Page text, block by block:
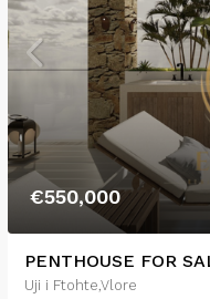
€550,000
PENTHOUSE FOR
Uji i Ftohte,Vlore